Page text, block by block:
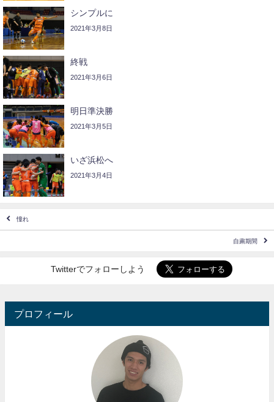
シンプルに
2021年3月8日
終戦
2021年3月6日
明日準決勝
2021年3月5日
いざ浜松へ
2021年3月4日
憧れ
自粛期間
Twitterでフォローしよう
プロフィール